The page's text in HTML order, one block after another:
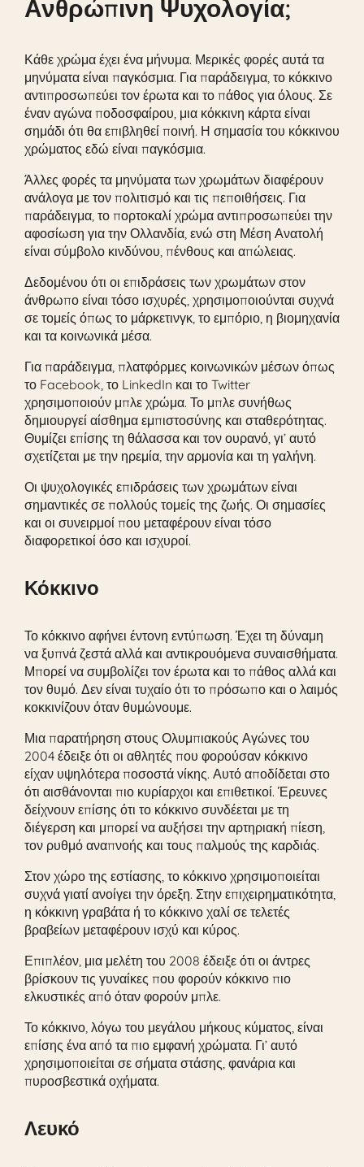
Ανθρώπινη Ψυχολογία;
Κάθε χρώμα έχει ένα μήνυμα. Μερικές φορές αυτά τα
μηνύματα είναι παγκόσμια. Για παράδειγμα, το κόκκινο
αντιπροσωπεύει τον έρωτα και το πάθος για όλους. Σε
έναν αγώνα ποδοσφαίρου, μια κόκκινη κάρτα είναι
σημάδι ότι θα επιβληθεί ποινή. Η σημασία του κόκκινου
χρώματος εδώ είναι παγκόσμια.
Άλλες φορές τα μηνύματα των χρωμάτων διαφέρουν
ανάλογα με τον πολιτισμό και τις πεποιθήσεις. Για
παράδειγμα, το πορτοκαλί χρώμα αντιπροσωπεύει την
αφοσίωση για την Ολλανδία, ενώ στη Μέση Ανατολή
είναι σύμβολο κινδύνου, πένθους και απώλειας.
Δεδομένου ότι οι επιδράσεις των χρωμάτων στον
άνθρωπο είναι τόσο ισχυρές, χρησιμοποιούνται συχνά
σε τομείς όπως το μάρκετινγκ, το εμπόριο, η βιομηχανία
και τα κοινωνικά μέσα.
Για παράδειγμα, πλατφόρμες κοινωνικών μέσων όπως
το Facebook, το LinkedIn και το Twitter
χρησιμοποιούν μπλε χρώμα. Το μπλε συνήθως
δημιουργεί αίσθημα εμπιστοσύνης και σταθερότητας.
Θυμίζει επίσης τη θάλασσα και τον ουρανό, γι’ αυτό
σχετίζεται με την ηρεμία, την αρμονία και τη γαλήνη.
Οι ψυχολογικές επιδράσεις των χρωμάτων είναι
σημαντικές σε πολλούς τομείς της ζωής. Οι σημασίες
και οι συνειρμοί που μεταφέρουν είναι τόσο
διαφορετικοί όσο και ισχυροί.
Κόκκινο
Το κόκκινο αφήνει έντονη εντύπωση. Έχει τη δύναμη
να ξυπνά ζεστά αλλά και αντικρουόμενα συναισθήματα.
Μπορεί να συμβολίζει τον έρωτα και το πάθος αλλά και
τον θυμό. Δεν είναι τυχαίο ότι το πρόσωπο και ο λαιμός
κοκκινίζουν όταν θυμώνουμε.
Μια παρατήρηση στους Ολυμπιακούς Αγώνες του
2004 έδειξε ότι οι αθλητές που φορούσαν κόκκινο
είχαν υψηλότερα ποσοστά νίκης. Αυτό αποδίδεται στο
ότι αισθάνονται πιο κυρίαρχοι και επιθετικοί. Έρευνες
δείχνουν επίσης ότι το κόκκινο συνδέεται με τη
διέγερση και μπορεί να αυξήσει την αρτηριακή πίεση,
τον ρυθμό αναπνοής και τους παλμούς της καρδιάς.
Στον χώρο της εστίασης, το κόκκινο χρησιμοποιείται
συχνά γιατί ανοίγει την όρεξη. Στην επιχειρηματικότητα,
η κόκκινη γραβάτα ή το κόκκινο χαλί σε τελετές
βραβείων μεταφέρουν ισχύ και κύρος.
Επιπλέον, μια μελέτη του 2008 έδειξε ότι οι άντρες
βρίσκουν τις γυναίκες που φορούν κόκκινο πιο
ελκυστικές από όταν φορούν μπλε.
Το κόκκινο, λόγω του μεγάλου μήκους κύματος, είναι
επίσης ένα από τα πιο εμφανή χρώματα. Γι’ αυτό
χρησιμοποιείται σε σήματα στάσης, φανάρια και
πυροσβεστικά οχήματα.
Λευκό